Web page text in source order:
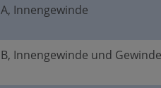
A, Innengewinde
B, Innengewinde und